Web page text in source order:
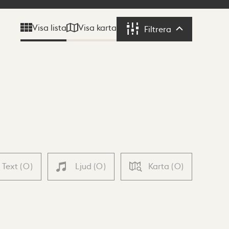
Visa lista Visa karta Filtrera Filtrera
Text (0) Ljud (0) Karta (0)